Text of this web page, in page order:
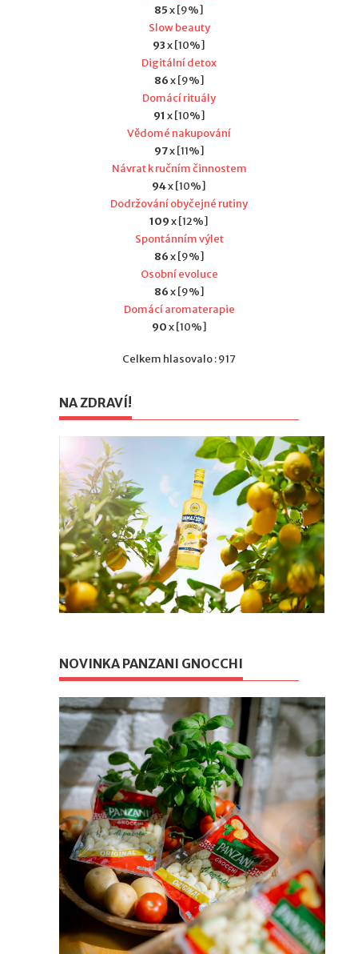
85x [9%]
Slow beauty
93x [10%]
Digitální detox
86x [9%]
Domácí rituály
91 x [10%]
Vědomé nakupování
97x [11%]
Návrat k ručním činnostem
94x [10%]
Dodržování obyčejné rutiny
109x [12%]
Spontánním výlet
86x [9%]
Osobní evoluce
86x [9%]
Domácí aromaterapie
90x [10%]
Celkem hlasovalo : 917
NA ZDRAVÍ!
NOVINKA PANZANI GNOCCHI